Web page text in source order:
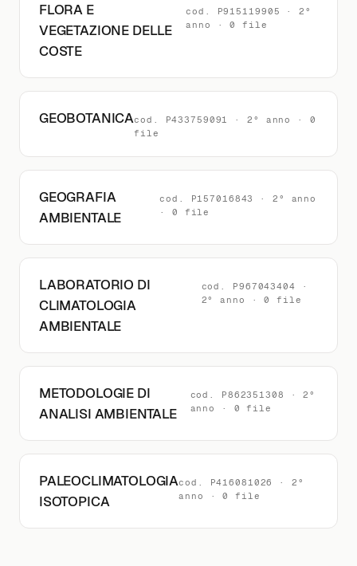
FLORA E
VEGETAZIONE DELLE
COSTE
cod. P915119905 · 2°
anno · 0 file
GEOBOTANICAcod. P433759091 · 2° anno · 0
file
GEOGRAFIA
AMBIENTALE
cod. P157016843 · 2° anno
· 0 file
LABORATORIO DI
CLIMATOLOGIA
AMBIENTALE
cod. P967043404 ·
2° anno · 0 file
METODOLOGIE DI
ANALISI AMBIENTALE
cod. P862351308 · 2°
anno · 0 file
PALEOCLIMATOLOGIA
ISOTOPICA
cod. P416081026 · 2°
anno · 0 file